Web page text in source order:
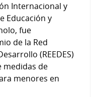
Internacional y
Educación y
fue
de la Red
(REEDES)
medidas de
menores en